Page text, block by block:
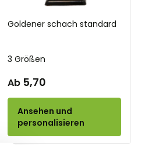
Goldener schach standard
3 Größen
Ab 5,70
Ansehen und
personalisieren